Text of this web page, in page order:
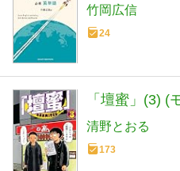
竹岡広信
24
「壇蜜」(3) (
清野とおる
173